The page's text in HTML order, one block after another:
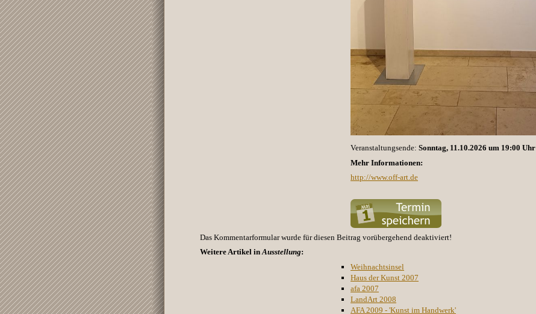
Veranstaltungsende: Sonntag, 11.10.2026 um 19:00 Uhr
Mehr Informationen:
http://www.off-art.de
Das Kommentarformular wurde für diesen Beitrag vorübergehend deaktiviert!
Weitere Artikel inAusstellung:
Weihnachtsinsel
Haus der Kunst 2007
afa 2007
LandArt 2008
AFA 2009 - 'Kunst im Handwerk'